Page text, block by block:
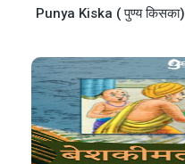
Punya Kiska ( पुण्य किसका)